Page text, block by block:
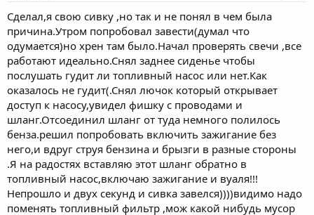
Сделал,я свою сивку ,но так и не понял в чем была
причина.Утром попробовал завести(думал что
одумается)но хрен там было.Начал проверять свечи ,все
работают идеально.Снял заднее сиденье чтобы
послушать гудит ли топливный насос или нет.Как
оказалось не гудит(.Снял лючок который открывает
доступ к насосу,увидел фишку с проводами и
шланг.Отсоединил шланг от туда немного полилось
бенза.решил попробовать включить зажигание без
него,и вдруг струя бензина и брызги в разные стороны
.Я на радостях вставляю этот шланг обратно в
топливный насос,включаю зажигание и вуаля!!!
Непрошло и двух секунд и сивка завелся))))видимо надо
поменять топливный фильтр ,мож какой нибудь мусор